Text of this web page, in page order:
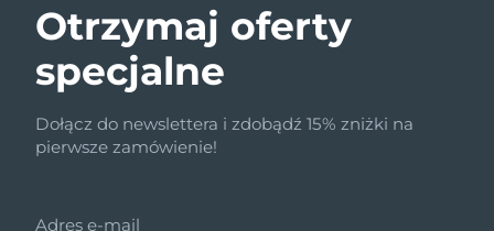
Otrzymaj oferty
specjalne
Dołącz do newslettera i zdobądź 15% zniżki na
pierwsze zamówienie!
Adres e-mail